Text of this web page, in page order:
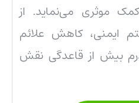
موثری می‌نماید. از
ایمنی، کاهش علائم
بیش از قاعدگی نقش